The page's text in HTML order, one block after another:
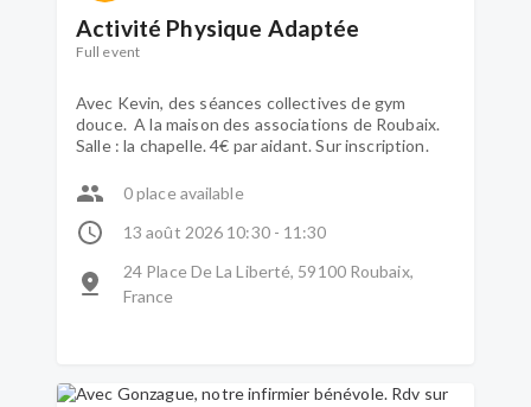
Activité Physique Adaptée
Full event
Avec Kevin, des séances collectives de gym
douce. A la maison des associations de Roubaix.
Salle : la chapelle. 4€ par aidant. Sur inscription.
0 place available
13 août 2026 10:30 - 11:30
24 Place De La Liberté, 59100 Roubaix,
France